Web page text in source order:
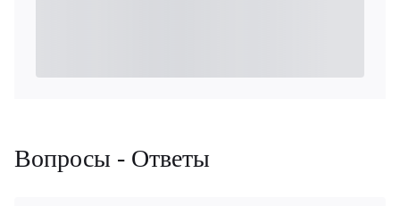
Вопросы - Ответы